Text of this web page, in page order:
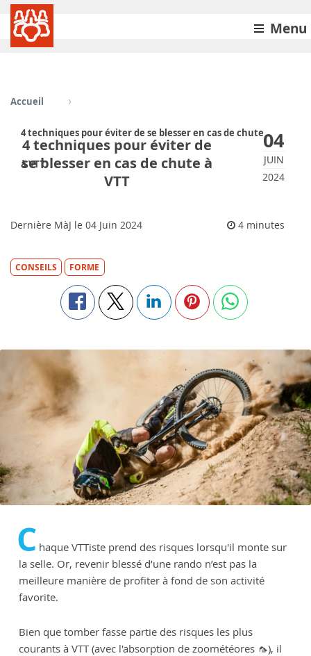
Menu
Accueil
4 techniques pour éviter de se blesser en cas de chute
à VTT
04
JUIN
2024
4 techniques pour éviter de
se blesser en cas de chute à
VTT
4 minutes
Dernière MàJ le04 Juin 2024
CONSEILS FORME
C haque VTTiste prend des risques lorsqu'il monte sur
la selle. Or, revenir blessé d’une rando n’est pas la
meilleure manière de profiter à fond de son activité
favorite.
Bien que tomber fasse partie des risques les plus
courants à VTT (avec l'absorption de zoométéores 🦟), il